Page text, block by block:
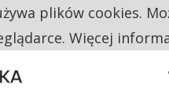
Z EMERYTURY
plików cookies.
Więcej